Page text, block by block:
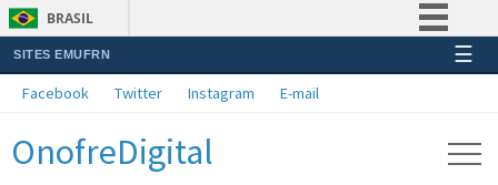
BRASIL
Simplifique!
SITES EMUFRN ☰
Facebook Twitter Instagram E-mail
OnofreDigital